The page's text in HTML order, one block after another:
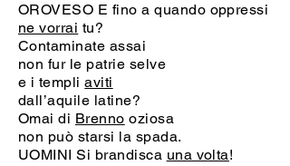
OROVESO E fino a quando oppressi
ne vorrai tu?
Contaminate assai
non fur le patrie selve
e i templiaviti
dall’aquile latine?
Omai di Brenno oziosa
non può starsi la spada.
UOMINI Si brandisca una volta!